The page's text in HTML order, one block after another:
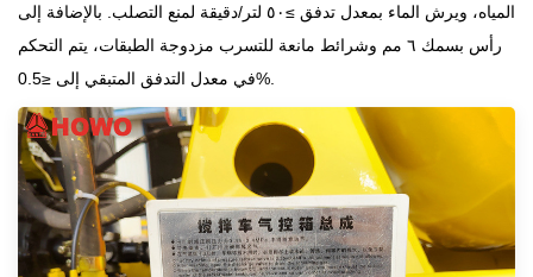
المياه، ويرش الماء بمعدل تدفق ≥
٥٠ لتر/دقيقة لمنع التصلب. بالإضافة إلى
رأس بسمك ٦ مم وشرائط مانعة للتسرب مزدوجة الطبقات، يتم التحكم
في معدل التدفق المتبقي إلى ≤ 0.5%.